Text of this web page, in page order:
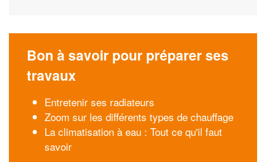
Bon à savoir pour préparer ses
travaux
Entretenir ses radiateurs
Zoom sur les différents types de chauffage
La climatisation à eau : Tout ce qu'il faut
savoir